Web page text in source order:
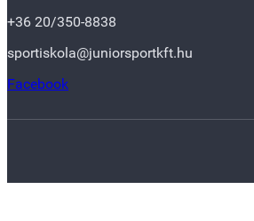
+36 20/350-8838
sportiskola@juniorsportkft.hu
Facebook